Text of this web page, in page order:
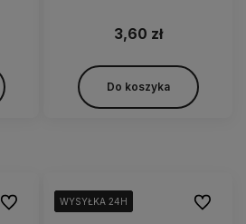
3,60 zł
Do koszyka
Do ulubionychWYSYŁKA 24H
WYSYŁKA 24H
WYSYŁKA 24H
WYSYŁKA 24H Do